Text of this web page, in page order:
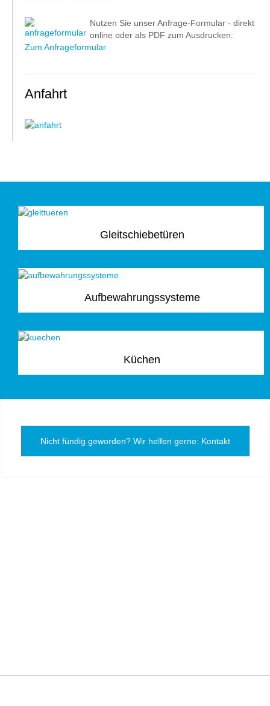
Nutzen Sie unser Anfrage-Formular - direkt
online oder als PDF zum Ausdrucken:
Zum Anfrageformular
Anfahrt
Gleitschiebetüren
Aufbewahrungssysteme
Küchen
Nicht fündig geworden? Wir helfen gerne: Kontakt